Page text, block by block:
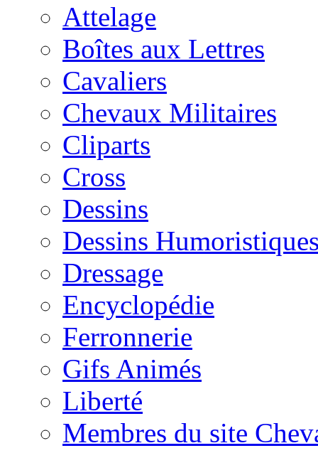
Attelage
Boîtes aux Lettres
Cavaliers
Chevaux Militaires
Cliparts
Cross
Dessins
Dessins
Dressage
Encyclopédie
Ferronnerie
Gifs Animés
Liberté
Membres du site